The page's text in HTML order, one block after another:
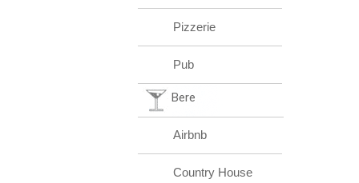
Pizzerie
Pub
Bere
Airbnb
Country House